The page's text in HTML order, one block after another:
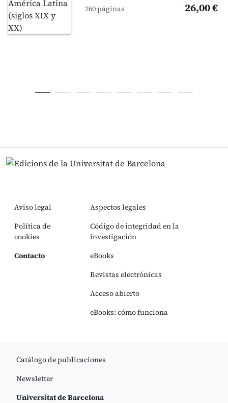
260 páginas 26,00 €
Aviso legal
Política de
cookies
Contacto
Aspectos legales
Código de integridad en la
investigación
eBooks
Revistas electrónicas
Acceso abierto
eBooks: cómo funciona
Catálogo de publicaciones
Newsletter
Universitat de Barcelona